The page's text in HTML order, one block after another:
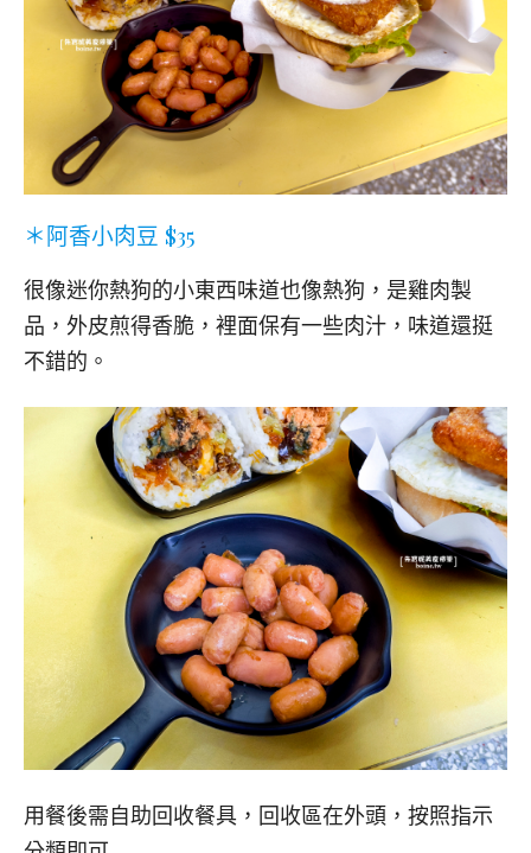
＊阿香小肉豆 $35
很像迷你熱狗的小東西味道也像熱狗，是雞肉製
品，外皮煎得香脆，裡面保有一些肉汁，味道還挺
不錯的。
用餐後需自助回收餐具，回收區在外頭，按照指示